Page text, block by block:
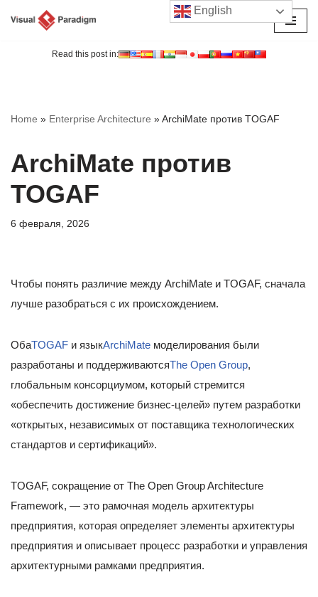
Read this post in:
Home » Enterprise Architecture »ArchiMate против TOGAF
ArchiMate против
TOGAF
6 февраля, 2026
Чтобы понять различие между ArchiMate и TOGAF, сначала
лучше разобраться с их происхождением.
ОбаTOGAF и языкArchiMate моделирования были
разработаны и поддерживаютсяThe Open Group,
глобальным консорциумом, который стремится
«обеспечить достижение бизнес-целей» путем разработки
«открытых, независимых от поставщика технологических
стандартов и сертификаций».
TOGAF, сокращение от The Open Group Architecture
Framework, — это рамочная модель архитектуры
предприятия, которая определяет элементы архитектуры
предприятия и описывает процесс разработки и управления
архитектурными рамками предприятия.
English